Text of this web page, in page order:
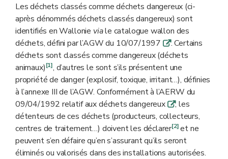
Les déchets classés comme déchets dangereux (ci-
après dénommés déchets classés dangereux) sont
identifiés en Wallonie viale catalogue wallon des
déchets, défini par l’AGW du 10/07/1997 q. Certains
déchets sont classés comme dangereux (déchets
animaux)[1], d’autres le sont s’ils présentent une
propriété de danger (explosif, toxique, irritant…), définies
à l’annexe III de l’AGW. Conformément à l’AERW du
09/04/1992 relatif aux déchets dangereux q, les
détenteurs de ces déchets (producteurs, collecteurs,
centres de traitement…) doivent les déclarer[2] et ne
peuvent s’en défaire qu’en s’assurant qu’ils seront
éliminés ou valorisés dans des installations autorisées.